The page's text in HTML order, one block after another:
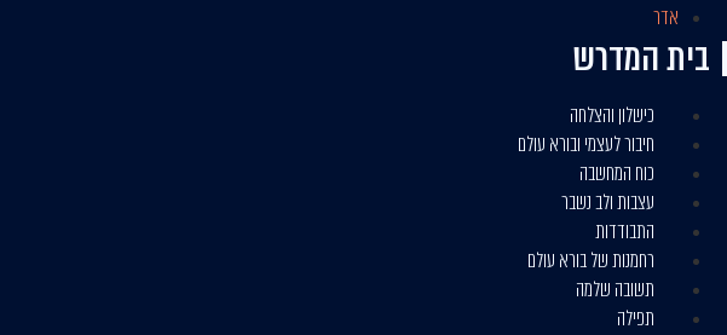
אדר
בית המדרש​
כישלון והצלחה
חיבור לעצמי ובורא עולם
כוח המחשבה
עצבות ולב נשבר
התבודדות
רחמנות של בורא עולם
תשובה שלמה
תפילה